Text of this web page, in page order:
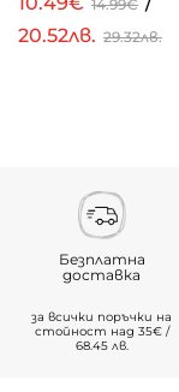
14.99€
20.52лв. 29.32лв.
Безплатна
доставка
за всички поръчки на
стойност над 35€ /
68.45 лв.